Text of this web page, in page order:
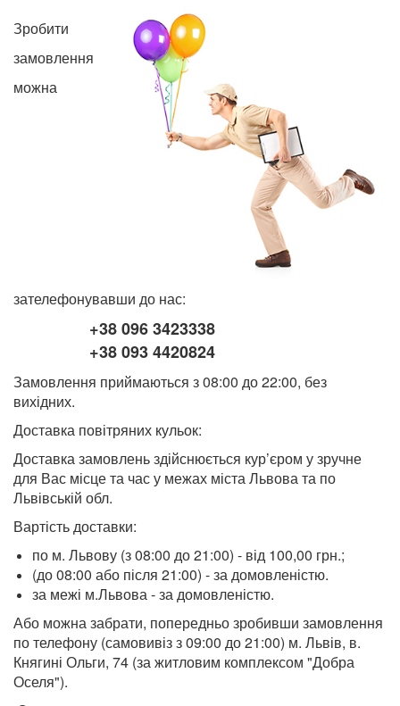
Зробити
замовлення
можна
зателефонувавши до нас:
+38 096 3423338
+38 093 4420824
Замовлення приймаються з 08:00 до 22:00, без
вихідних.
Доставка повітряних кульок:
Доставка замовлень здійснюється кур’єром у зручне
для Вас місце та час у межах міста Львова та по
Львівській обл.
Вартість доставки:
по м. Львову (з 08:00 до 21:00) - від 100,00 грн.;
(до 08:00 або після 21:00) - за домовленістю.
за межі м.Львова - за домовленістю.
Або можна забрати, попередньо зробивши замовлення
по телефону (самовивіз з 09:00 до 21:00) м. Львів, в.
Княгині Ольги, 74 (за житловим комплексом "Добра
Оселя").